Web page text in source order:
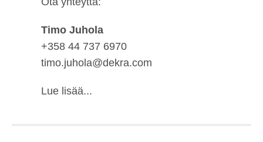
Timo Juhola
+358 44 737 6970
timo.juhola@dekra.com
Lue lisää...